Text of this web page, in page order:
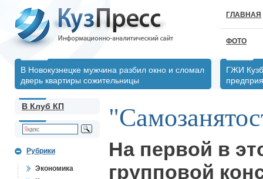
ГЛАВНАЯ
ФОТО
В Новокузнецке мужчина разбил окно и сломал
дверь квартиры сожительницы
ГЖИ
В Клуб КП
Рубрики
Экономика
На первой в
групповой